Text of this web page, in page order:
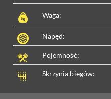
Waga:
Napęd:
Pojemność:
Skrzynia biegów: